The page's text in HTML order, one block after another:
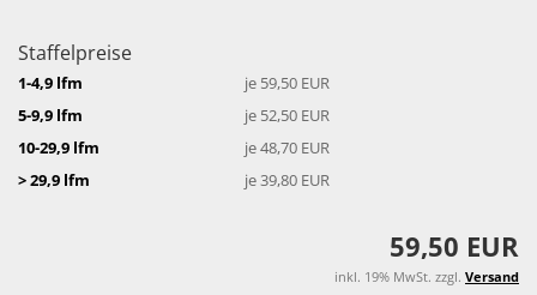
Staffelpreise
1-4,9 lfm
je 59,50 EUR
5-9,9 lfm
je 52,50 EUR
10-29,9 lfm
je 48,70 EUR
> 29,9 lfm
je 39,80 EUR
59,50 EUR
inkl. 19% MwSt. zzgl. Versand